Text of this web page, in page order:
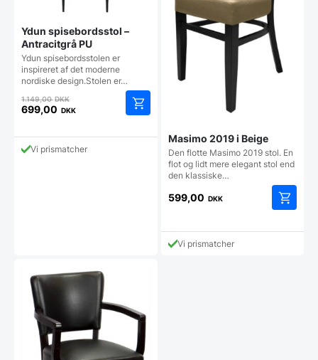
Ydun spisebordsstol –
Antracitgrå PU
Ydun spisebordsstolen er
inspireret af det moderne
nordiske design.Stolen er…
1.149,00DKKDen
oprindelige
var:
1.149,00 DKK.
699,00 DKK
aktuelle
prisVi prismatcher
Masimo 2019 i Beige
Den flotte Masimo 2019 stol. En
flot og lidt mere elegant stol end
den klassiske…
599,00 DKK
Vi prismatcher